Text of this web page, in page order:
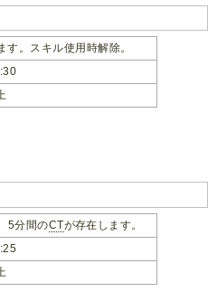
。スキル使用時解除。
5分間のCTが存在します。